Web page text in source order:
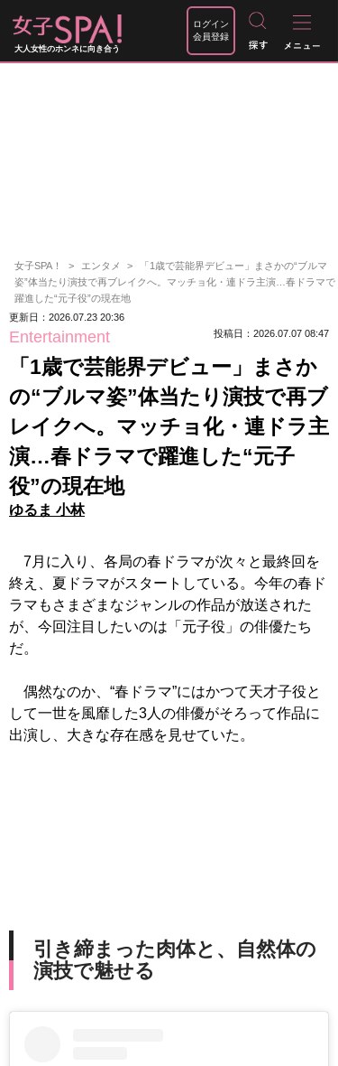
大人女性のホンネに向き合う
ログイン
会員登録
女子SPA！ エンタメ
「1歳で芸能界デビュー」まさかの“ブルマ
姿”体当たり演技で再ブレイクへ。マッチョ化・連ドラ主演…春ドラマで
躍進した“元子役”の現在地
更新日：2026.07.23 20:36
Entertainment 投稿日：2026.07.07 08:47
「1歳で芸能界デビュー」まさか
の“ブルマ姿”体当たり演技で再ブ
レイクへ。マッチョ化・連ドラ主
演…春ドラマで躍進した“元子
役”の現在地
ゆるま 小林
7月に入り、各局の春ドラマが次々と最終回を
終え、夏ドラマがスタートしている。今年の春ド
ラマもさまざまなジャンルの作品が放送された
が、今回注目したいのは「元子役」の俳優たち
だ。
偶然なのか、“春ドラマ”にはかつて天才子役と
して一世を風靡した3人の俳優がそろって作品に
出演し、大きな存在感を見せていた。
引き締まった肉体と、自然体の
演技で魅せる